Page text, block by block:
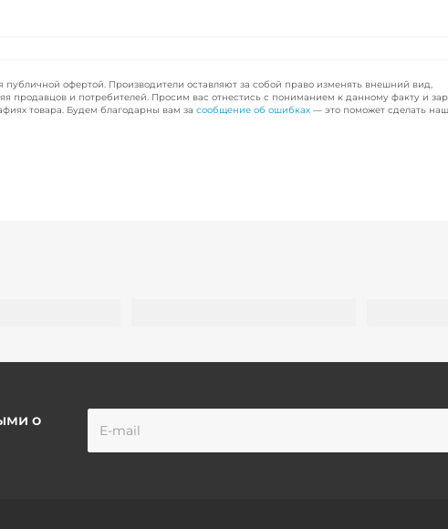
офертой. Производители оставляют за собой право изменять внешний вид,
продавцов и потребителей. Просим вас отнестись с пониманием к данному факту и
товара. Будем благодарны вам за сообщение об ошибках — это поможет сделать
о